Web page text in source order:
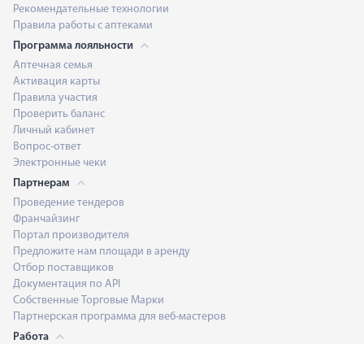
Рекомендательные технологии
Правила работы с аптеками
Программа лояльности
Аптечная семья
Активация карты
Правила участия
Проверить баланс
Личный кабинет
Вопрос-ответ
Электронные чеки
Партнерам
Проведение тендеров
Франчайзинг
Портал производителя
Предложите нам площади в аренду
Отбор поставщиков
Документация по API
Собственные Торговые Марки
Партнерская программа для веб-мастеров
Работа